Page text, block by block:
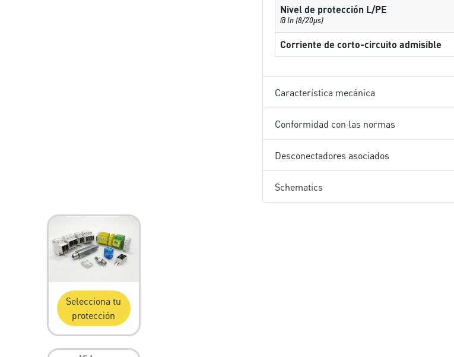
Nivel de protección L/PE
@ In (8/20µs)
Corriente de corto-circuito admisible
Característica mecánica
Conformidad con las normas
Desconectadores asociados
Schematics
Selecciona tu
protección